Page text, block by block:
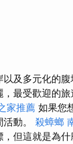
以及多元化的
最受歡迎的旅
家推薦 如果您
動。 殺蟑螂
但這就是為